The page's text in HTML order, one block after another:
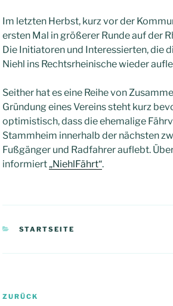
Im letzten Herbst, kurz vor der
ersten Mal in größerer Runde auf der
Die Initiatoren und Interessierten, die
Niehl ins Rechtsrheinische wieder
Seither hat es eine Reihe von
Gründung eines Vereins steht kurz
optimistisch, dass die ehemalige
Stammheim innerhalb der nächsten
Fußgänger und Radfahrer auflebt.
informiert „NiehlFährt“.
KATEGORIEN
STARTSEITE
Beitragsnavigation
Vorheriger
ZURÜCK